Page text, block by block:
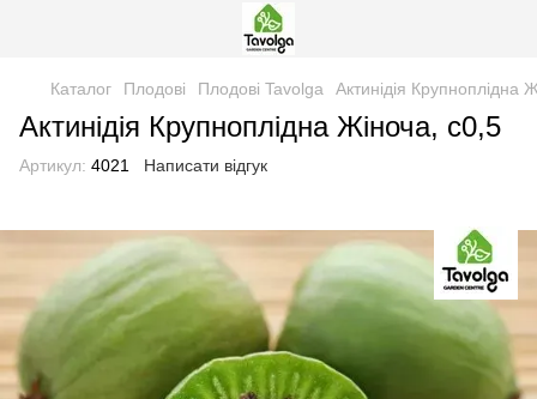
Каталог Плодові Плодові Tavolga Актинідія Крупноплідна
Актинідія Крупноплідна Жіноча, с0,5
Артикул: 4021 Написати відгук